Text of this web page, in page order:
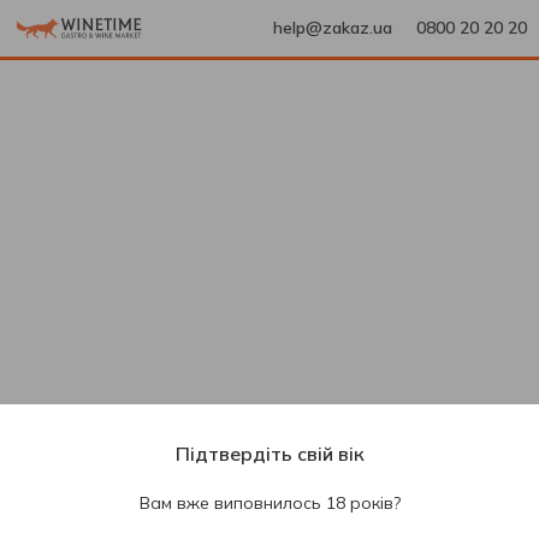
help@zakaz.ua 0800 20 20 20
Підтвердіть свій вік
Вам вже виповнилось 18 років?